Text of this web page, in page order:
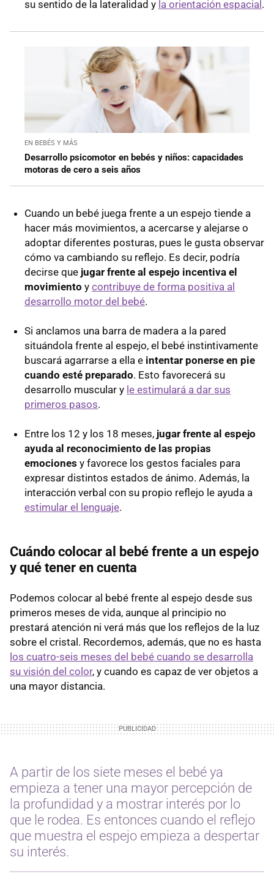
su sentido de la lateralidad y la orientación espacial.
EN BEBÉS Y MÁS
Desarrollo psicomotor en bebés y niños: capacidades
motoras de cero a seis años
Cuando un bebé juega frente a un espejo tiende a
hacer más movimientos, a acercarse y alejarse o
adoptar diferentes posturas, pues le gusta observar
cómo va cambiando su reflejo. Es decir, podría
decirse que jugar frente al espejo incentiva el
movimiento y contribuye de forma positiva al
desarrollo motor del bebé.
Si anclamos una barra de madera a la pared
situándola frente al espejo, el bebé instintivamente
buscará agarrarse a ella e intentar ponerse en pie
cuando esté preparado. Esto favorecerá su
desarrollo muscular y le estimulará a dar sus
primeros pasos.
Entre los 12 y los 18 meses, jugar frente al espejo
ayuda al reconocimiento de las propias
emociones y favorece los gestos faciales para
expresar distintos estados de ánimo. Además, la
interacción verbal con su propio reflejo le ayuda a
estimular el lenguaje.
Cuándo colocar al bebé frente a un espejo
y qué tener en cuenta
Podemos colocar al bebé frente al espejo desde sus
primeros meses de vida, aunque al principio no
prestará atención ni verá más que los reflejos de la luz
sobre el cristal. Recordemos, además, que no es hasta
los cuatro-seis meses del bebé cuando se desarrolla
su visión del color, y cuando es capaz de ver objetos a
una mayor distancia.
A partir de los siete meses el bebé ya
empieza a tener una mayor percepción de
la profundidad y a mostrar interés por lo
que le rodea. Es entonces cuando el reflejo
que muestra el espejo empieza a despertar
su interés.